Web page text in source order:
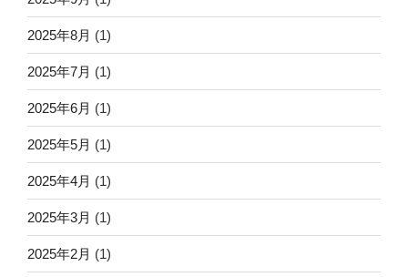
2025年8月 (1)
2025年7月 (1)
2025年6月 (1)
2025年5月 (1)
2025年4月 (1)
2025年3月 (1)
2025年2月 (1)